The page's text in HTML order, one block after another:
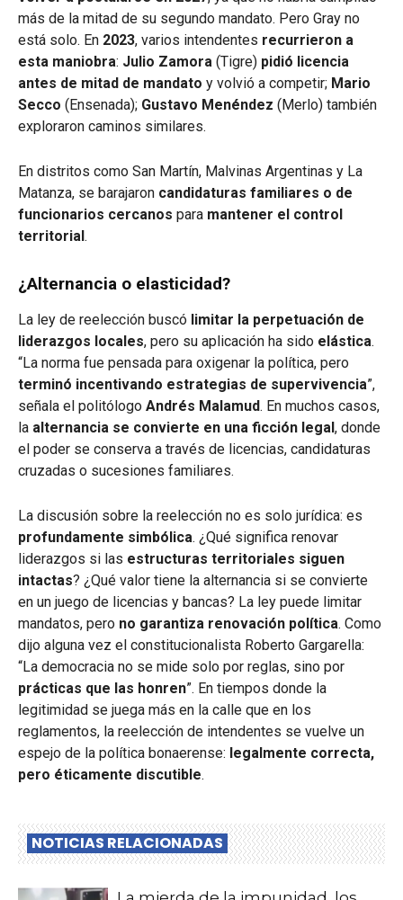
más de la mitad de su segundo mandato. Pero Gray no
está solo. En 2023, varios intendentes recurrieron a
esta maniobra: Julio Zamora (Tigre) pidió licencia
antes de mitad de mandato y volvió a competir; Mario
Secco (Ensenada); Gustavo Menéndez (Merlo) también
exploraron caminos similares.
En distritos como San Martín, Malvinas Argentinas y La
Matanza, se barajaron candidaturas familiares o de
funcionarios cercanos para mantener el control
territorial.
¿Alternancia o elasticidad?
La ley de reelección buscó limitar la perpetuación de
liderazgos locales, pero su aplicación ha sido elástica.
“La norma fue pensada para oxigenar la política, pero
terminó incentivando estrategias de supervivencia”,
señala el politólogo Andrés Malamud. En muchos casos,
la alternancia se convierte en una ficción legal, donde
el poder se conserva a través de licencias, candidaturas
cruzadas o sucesiones familiares.
La discusión sobre la reelección no es solo jurídica: es
profundamente simbólica. ¿Qué significa renovar
liderazgos si las estructuras territoriales siguen
intactas? ¿Qué valor tiene la alternancia si se convierte
en un juego de licencias y bancas? La ley puede limitar
mandatos, pero no garantiza renovación política. Como
dijo alguna vez el constitucionalista Roberto Gargarella:
“La democracia no se mide solo por reglas, sino por
prácticas que las honren”. En tiempos donde la
legitimidad se juega más en la calle que en los
reglamentos, la reelección de intendentes se vuelve un
espejo de la política bonaerense: legalmente correcta,
pero éticamente discutible.
NOTICIAS RELACIONADAS